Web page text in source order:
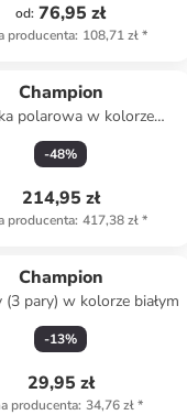
od: 76,95 zł
producenta: 108,71 zł*
Champion
polarowa w kolorze
ciemnozielonym
-48%
214,95 zł
producenta: 417,38 zł*
Champion
(3 pary) w kolorze białym
-13%
29,95 zł
producenta: 34,76 zł*